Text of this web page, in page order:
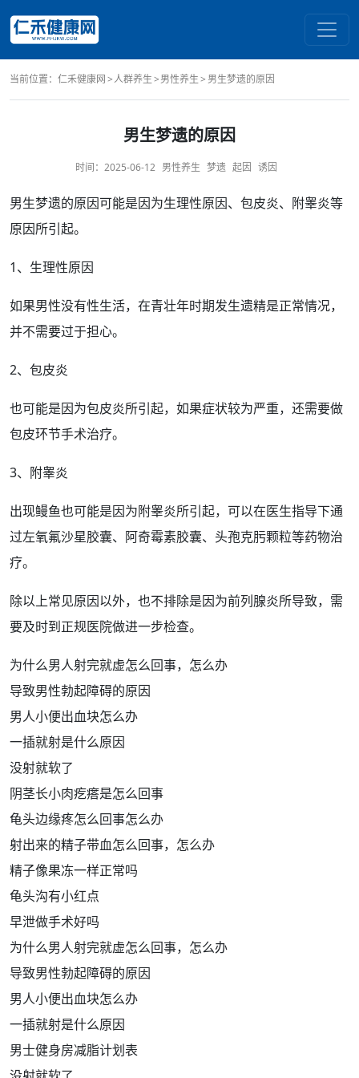
当前位置： 仁禾健康网 人群养生 男性养生 男生梦遗的原因
男生梦遗的原因
时间： 2025-06-12 男性养生 梦遗 起因 诱因
男生梦遗的原因可能是因为生理性原因、 包皮炎、 附睾炎等
原因所引起。
1、生理性原因
如果男性没有性生活，在青壮年时期发生遗精是正常情况，
并不需要过于担心。
2、 包皮炎
也可能是因为包皮炎所引起，如果症状较为严重，还需要做
包皮环节手术治疗。
3、 附睾炎
出现鳗鱼也可能是因为附睾炎所引起，可以在医生指导下通
过左氧氟沙星胶囊、阿奇霉素胶囊、 头孢克肟颗粒等药物治
疗。
除以上常见原因以外，也不排除是因为前列腺炎所导致，需
要及时到正规医院做进一步检查。
为什么男人射完就虚怎么回事，怎么办
导致男性勃起障碍的原因
男人小便出血块怎么办
一插就射是什么原因
没射就软了
阴茎长小肉疙瘩是怎么回事
龟头边缘疼怎么回事怎么办
射出来的精子带血怎么回事，怎么办
精子像果冻一样正常吗
龟头沟有小红点
早泄做手术好吗
为什么男人射完就虚怎么回事，怎么办
导致男性勃起障碍的原因
男人小便出血块怎么办
一插就射是什么原因
男士健身房减脂计划表